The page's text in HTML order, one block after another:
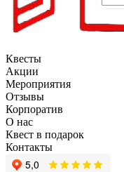
Квесты
Акции
Мероприятия
Отзывы
Корпоратив
О нас
Квест в подарок
Контакты